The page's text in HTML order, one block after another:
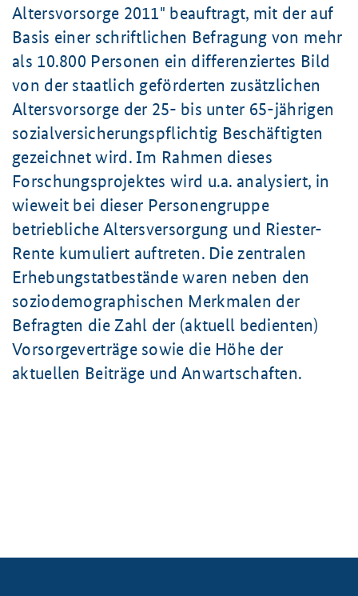
Altersvorsorge 2011" beauftragt, mit der auf
Basis einer schriftlichen Befragung von mehr
als 10.800 Personen ein differenziertes Bild
von der staatlich geförderten zusätzlichen
Altersvorsorge der 25- bis unter 65-jährigen
sozialversicherungspflichtig Beschäftigten
gezeichnet wird. Im Rahmen dieses
Forschungsprojektes wird u.a. analysiert, in
wieweit bei dieser Personengruppe
betriebliche Altersversorgung und Riester-
Rente kumuliert auftreten. Die zentralen
Erhebungstatbestände waren neben den
soziodemographischen Merkmalen der
Befragten die Zahl der (aktuell bedienten)
Vorsorgeverträge sowie die Höhe der
aktuellen Beiträge und Anwartschaften.